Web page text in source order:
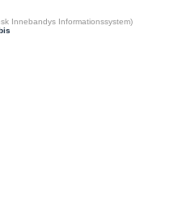
Innebandys Informationssystem)